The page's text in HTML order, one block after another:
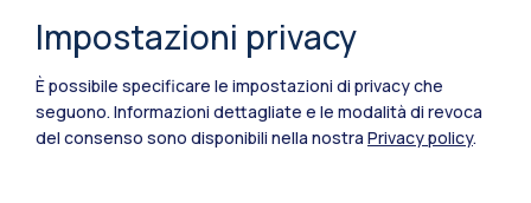
Impostazioni privacy
È possibile specificare le impostazioni di privacy che
seguono. Informazioni dettagliate e le modalità di revoca
del consenso sono disponibili nella nostra Privacy policy.